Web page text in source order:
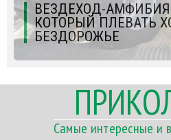
ВЕЗДЕХОД-АМФИБИЯ
КОТОРЫЙ ПЛЕВАТЬ
БЕЗДОРОЖЬЕ
Самые интересные и